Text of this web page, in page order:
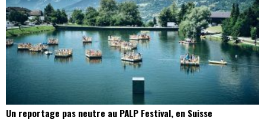
Un reportage pas neutre au PALP Festival, en Suisse